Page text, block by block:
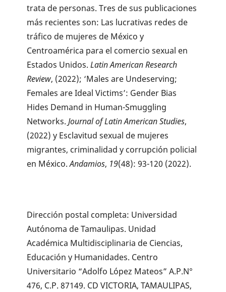
trata de personas. Tres de sus publicaciones
más recientes son: Las lucrativas redes de
tráfico de mujeres de México y
Centroamérica para el comercio sexual en
Estados Unidos.Latin American Research
Review, (2022); ‘Males are Undeserving;
Females are Ideal Victims’: Gender Bias
Hides Demand in Human-Smuggling
Networks.Journal of Latin American Studies,
(2022) y Esclavitud sexual de mujeres
migrantes, criminalidad y corrupción policial
en México.Andamios, 19(48): 93-120 (2022).
Dirección postal completa: Universidad
Autónoma de Tamaulipas. Unidad
Académica Multidisciplinaria de Ciencias,
Educación y Humanidades. Centro
Universitario “Adolfo López Mateos” A.P.N°
476, C.P. 87149. CD VICTORIA, TAMAULIPAS,